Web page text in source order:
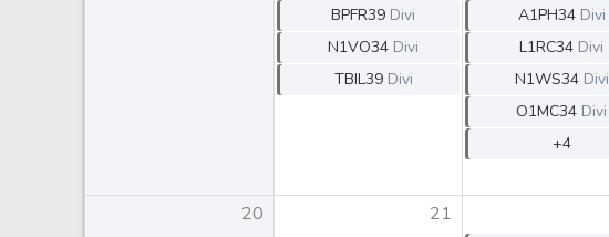
BPFR39 Divi
N1VO34 Divi
TBIL39 Divi
A1PH34 Divi
L1RC34 Divi
N1WS34 Divi
O1MC34 Divi
+4
20 21